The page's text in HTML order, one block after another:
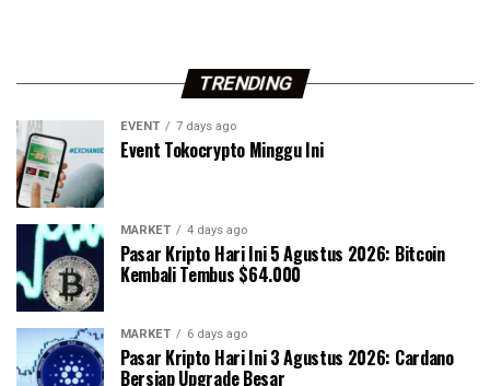
TRENDING
EVENT 7 days ago
Event Tokocrypto Minggu Ini
MARKET 4 days ago
Pasar Kripto Hari Ini 5 Agustus 2026: Bitcoin
Kembali Tembus $64.000
MARKET 6 days ago
Pasar Kripto Hari Ini 3 Agustus 2026: Cardano
Bersiap Upgrade Besar